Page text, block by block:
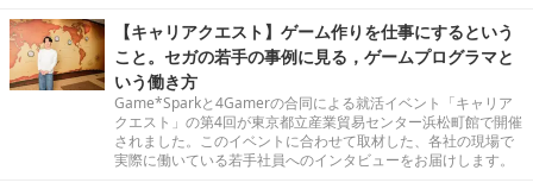
【キャリアクエスト】ゲーム作りを仕事にするという
こと。セガの若手の事例に見る，ゲームプログラマと
いう働き方
Game*Sparkと4Gamerの合同による就活イベント「キャリア
クエスト」の第4回が東京都立産業貿易センター浜松町館で開催
されました。このイベントに合わせて取材した、各社の現場で
実際に働いている若手社員へのインタビューをお届けします。